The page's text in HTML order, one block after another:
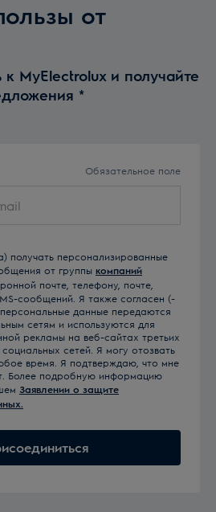
от
MyElectrolux и получайте
*
Обязательное поле
получать персонализированные
от группы компаний
почте, телефону, почте,
сообщений. Я также согласен (-
данные передаются
сетям и используются для
рекламы на веб-сайтах третьих
сетей. Я могу отозвать
время. Я подтверждаю, что мне
Более подробную информацию
Заявлении о защите